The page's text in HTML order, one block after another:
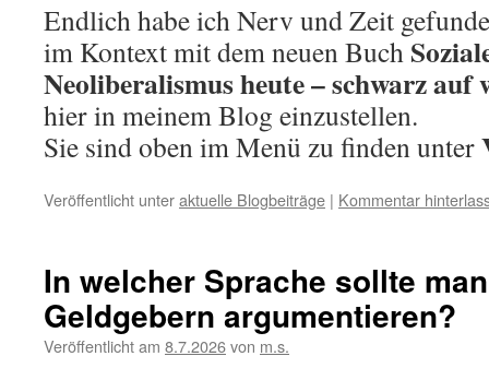
Endlich habe ich Nerv und Zeit
im Kontext mit dem neuen Buch
Neoliberalismus heute – schwarz auf
hier in meinem Blog einzustellen.
Sie sind oben im Menü zu finden unter
Veröffentlicht unteraktuelle Blogbeiträge | Kommentar
In welcher Sprache sollte
Geldgebern argumentieren?
Veröffentlicht am 8.7.2026von m.s.